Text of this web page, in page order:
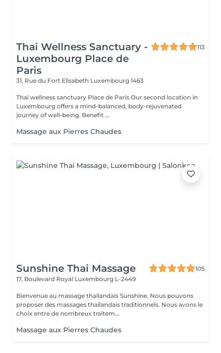
Thai Wellness Sanctuary -
Luxembourg Place de
Paris
113
31, Rue du Fort Elisabeth Luxembourg 1463
Thai wellness sanctuary Place de Paris Our second location in
Luxembourg offers a mind-balanced, body-rejuvenated
journey of well-being. Benefit ...
Massage aux Pierres Chaudes
Sunshine Thai Massage
105
17, Boulevard Royal Luxembourg L-2449
Bienvenue au massage thaïlandais Sunshine. Nous pouvons
proposer des massages thaïlandais traditionnels. Nous avons le
choix entre de nombreux traitem...
Massage aux Pierres Chaudes